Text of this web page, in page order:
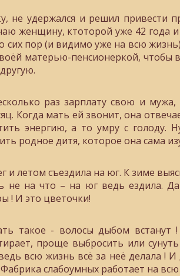
не удержался и решил привести
женщину, ктоторой уже 42 года
сих пор (и видимо уже на всю
матерью-пенсионеркой, чтобы
раз зарплату свою и
Когда мать ей звонит, она
энергию, а то умру с голоду.
родное дитя, которое она сама
и летом съездила на юг. К зиме
не на что – на юг ведь ездила.
! И это цветочки!
такое - волосы дыбом встанут
проще выбросить или
всю жизнь всё за неё делала ! И
слабоумных работает на